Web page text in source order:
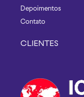
Depoimentos
Contato
CLIENTES